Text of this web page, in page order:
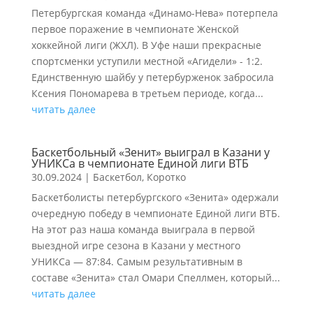
Петербургская команда «Динамо-Нева» потерпела
первое поражение в чемпионате Женской
хоккейной лиги (ЖХЛ). В Уфе наши прекрасные
спортсменки уступили местной «Агидели» - 1:2.
Единственную шайбу у петербурженок забросила
Ксения Пономарева в третьем периоде, когда...
читать далее
Баскетбольный «Зенит» выиграл в Казани у
УНИКСа в чемпионате Единой лиги ВТБ
30.09.2024| Баскетбол, Коротко
Баскетболисты петербургского «Зенита» одержали
очередную победу в чемпионате Единой лиги ВТБ.
На этот раз наша команда выиграла в первой
выездной игре сезона в Казани у местного
УНИКСа — 87:84. Самым результативным в
составе «Зенита» стал Омари Спеллмен, который...
читать далее